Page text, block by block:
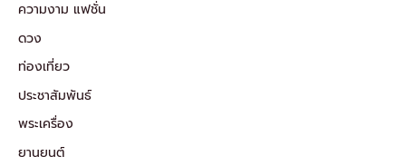
ความงาม แฟชั่น
ดวง
ท่องเที่ยว
ประชาสัมพันธ์
พระเครื่อง
ยานยนต์